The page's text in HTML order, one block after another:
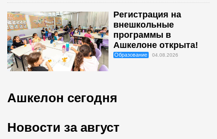
Регистрация на
внешкольные
программы в
Ашкелоне открыта!
Образование 04.08.2026
Ашкелон сегодня
Новости за август